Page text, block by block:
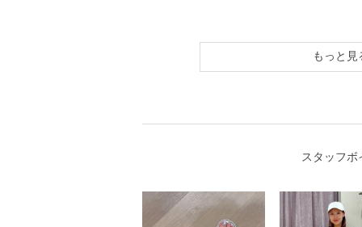
もっと見
スタッフボ